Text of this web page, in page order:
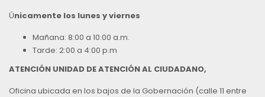
Únicamente los lunes y viernes
Mañana: 8:00 a 10:00 a.m.
Tarde: 2:00 a 4:00 p.m
ATENCIÓN UNIDAD DE ATENCIÓN AL CIUDADANO,
Oficina ubicada en los bajos de la Gobernación (calle 11 entre